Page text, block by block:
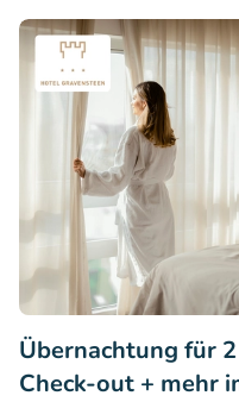
Übernachtung für
Check-out + mehr